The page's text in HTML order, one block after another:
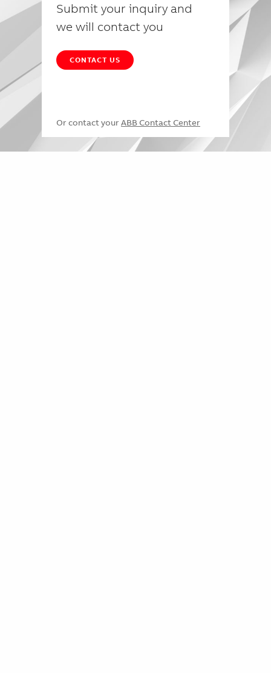
Submit your inquiry and
we will contact you
CONTACT US
Or contact your ABB Contact Center